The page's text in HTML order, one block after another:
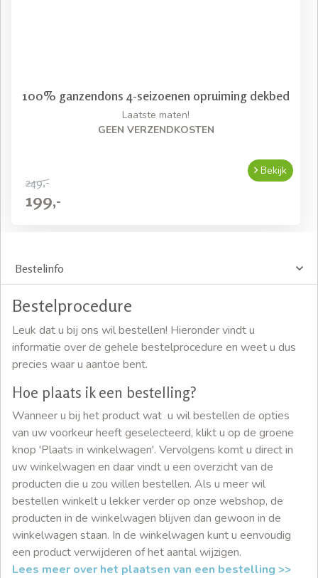
100% ganzendons 4-seizoenen opruiming dekbed
Laatste maten!
GEEN VERZENDKOSTEN
249,-
199,-
Bekijk
Bestelinfo
Bestelprocedure
Leuk dat u bij ons wil bestellen! Hieronder vindt u
informatie over de gehele bestelprocedure en weet u dus
precies waar u aantoe bent.
Hoe plaats ik een bestelling?
Wanneer u bij het product wat u wil bestellen de opties
van uw voorkeur heeft geselecteerd, klikt u op de groene
knop 'Plaats in winkelwagen'. Vervolgens komt u direct in
uw winkelwagen en daar vindt u een overzicht van de
producten die u zou willen bestellen. Als u meer wil
bestellen winkelt u lekker verder op onze webshop, de
producten in de winkelwagen blijven dan gewoon in de
winkelwagen staan. In de winkelwagen kunt u eenvoudig
een product verwijderen of het aantal wijzigen.
Lees meer over het plaatsen van een bestelling >>